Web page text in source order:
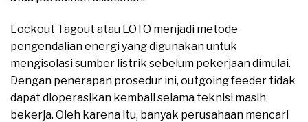
Lockout Tagout atau LOTO menjadi metode
pengendalian energi yang digunakan untuk
mengisolasi sumber listrik sebelum pekerjaan dimulai.
Dengan penerapan prosedur ini, outgoing feeder tidak
dapat dioperasikan kembali selama teknisi masih
bekerja. Oleh karena itu, banyak perusahaan mencari